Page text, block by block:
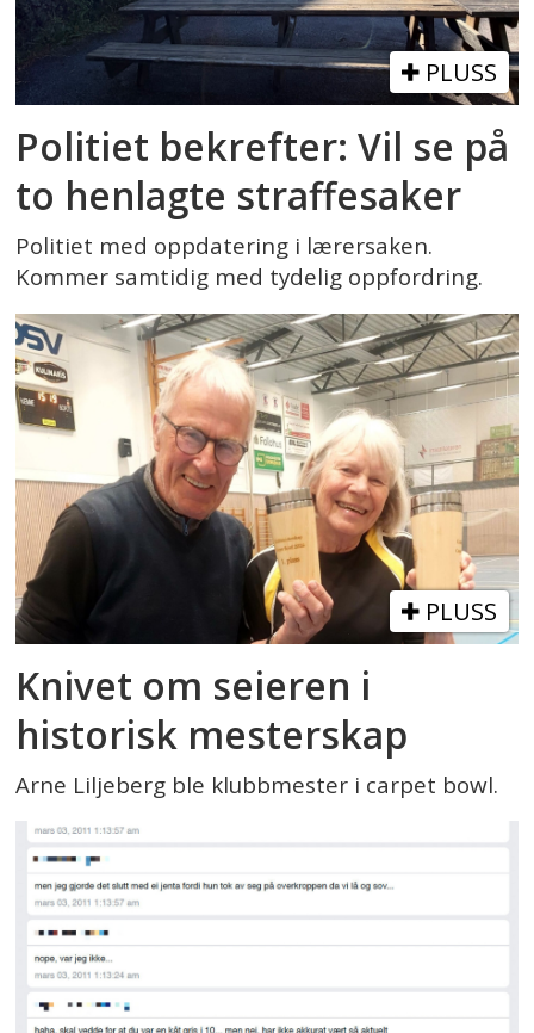
PLUSS
Politiet bekrefter: Vil se på
to henlagte straffesaker
Politiet med oppdatering i lærersaken.
Kommer samtidig med tydelig oppfordring.
PLUSS
Knivet om seieren i
historisk mesterskap
Arne Liljeberg ble klubbmester i carpet bowl.